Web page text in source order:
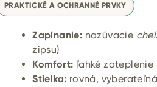
PRAKTICKÉ A OCHRANNÉ PRVKY
Zapínanie: nazúvacie
zipsu)
Komfort: ľahké zateplenie
Stielka: rovná,